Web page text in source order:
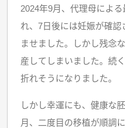
2024年9月、代理母によ
れ、7日後には妊娠が確
ませました。しかし残念
産してしまいました。続
折れそうになりました。
しかし幸運にも、健康な
月、二度目の移植が順調